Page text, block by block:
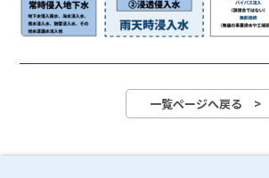
一覧ページへ戻る >